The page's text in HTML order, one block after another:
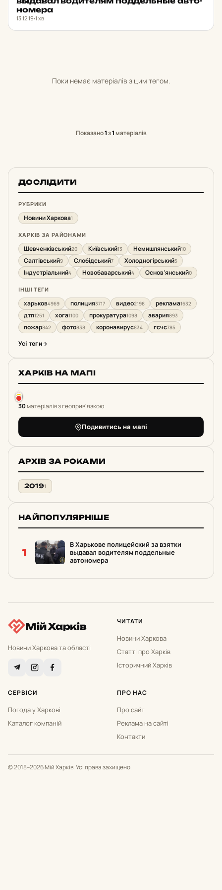
но­ме­ра
13.12.19 1 хв
Поки немає матеріалів з цим тегом.
Показано1з1матеріалів
ДОСЛІДИТИ
РУБРИКИ
Новини Харкова1
ХАРКІВ ЗА РАЙОНАМИ
Шевченківський20 Київський13 Немишлянський10
Салтівський9 Слобідський7 Холодногірський5
Індустріальний4 Новобаварський4 Основ’янський0
ІНШІ ТЕГИ
харьков4969 полиция3717 видео2198 реклама1632
дтп1251 хога1100 прокуратура1098 авария893
пожар842 фото838 коронавирус834 гсчс785
Усі теги
ХАРКІВ НА МАПІ
30матеріалів з геоприв'язкою
Подивитись на мапі
АРХІВ ЗА РОКАМИ
20191
НАЙПОПУЛЯРНІШЕ
1
В Харькове полицейский за взятки
выдавал водителям поддельные
автономера
Мій Харків
Новини Харкова та області
ЧИТАТИ
Новини Харкова
Статті про Харків
Історичний Харків
СЕРВІСИ
Погода у Харкові
Каталог компаній
ПРО НАС
Про сайт
Реклама на сайті
Контакти
© 2018–2026 Мій Харків. Усі права захищено.